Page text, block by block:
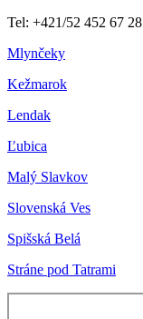
Tel: +421/52 452 67 28
Mlynčeky
Kežmarok
Lendak
Ľubica
Malý Slavkov
Slovenská Ves
Spišská Belá
Stráne pod Tatrami